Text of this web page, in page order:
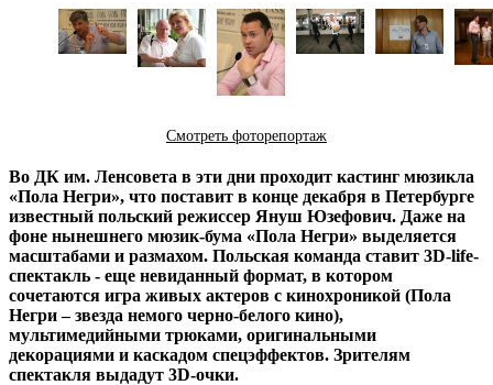
Смотреть фоторепортаж
Во ДК им. Ленсовета в эти дни проходит кастинг мюзикла
«Пола Негри», что поставит в конце декабря в Петербурге
известный польский режиссер Януш Юзефович. Даже на
фоне нынешнего мюзик-бума «Пола Негри» выделяется
масштабами и размахом. Польская команда ставит 3D-life-
спектакль - еще невиданный формат, в котором
сочетаются игра живых актеров с кинохроникой (Пола
Негри – звезда немого черно-белого кино),
мультимедийными трюками, оригинальными
декорациями и каскадом спецэффектов. Зрителям
спектакля выдадут 3D-очки.